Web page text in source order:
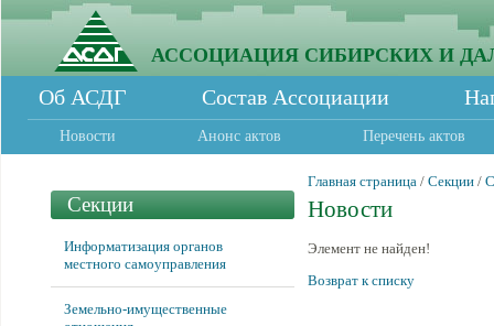
АССОЦИАЦИЯ СИБИРСКИХ И
Об АСДГ Состав Ассоциации
Новости Анонс актов Перечень актов
Секции
Информатизация органов
местного самоуправления
Земельно-имущественные
Главная страница / Секции /
Новости
Элемент не найден!
Возврат к списку